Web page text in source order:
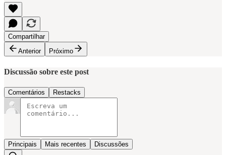
Compartilhar
Anterior
Próximo
Discussão sobre este post
Comentários Restacks
Principais Mais recentes Discussões